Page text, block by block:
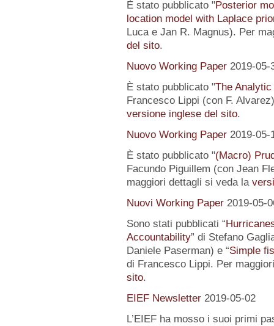
È stato pubblicato "Posterior
location model with Laplace
Luca e Jan R. Magnus). Per
del sito.
Nuovo Working Paper 2019-05-
È stato pubblicato "The
Francesco Lippi (con F.
versione inglese del sito.
Nuovo Working Paper 2019-05-
È stato pubblicato "(Macro)
Facundo Piguillem (con Jean
maggiori dettagli si veda la
Nuovi Working Paper 2019-05-
Sono stati pubblicati “
Accountability” di Stefano
Daniele Paserman) e “Simple
di Francesco Lippi. Per
sito.
EIEF Newsletter 2019-05-02
L’EIEF ha mosso i suoi primi